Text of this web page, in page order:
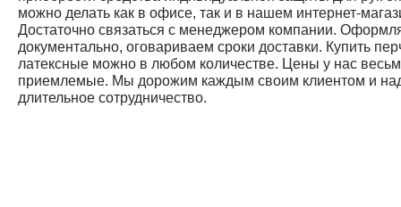
можно делать как в офисе, так и в нашем интернет-
Достаточно связаться с менеджером компании.
документально, оговариваем сроки доставки. Купить
латексные можно в любом количестве. Цены у нас
приемлемые. Мы дорожим каждым своим клиентом и
длительное сотрудничество.